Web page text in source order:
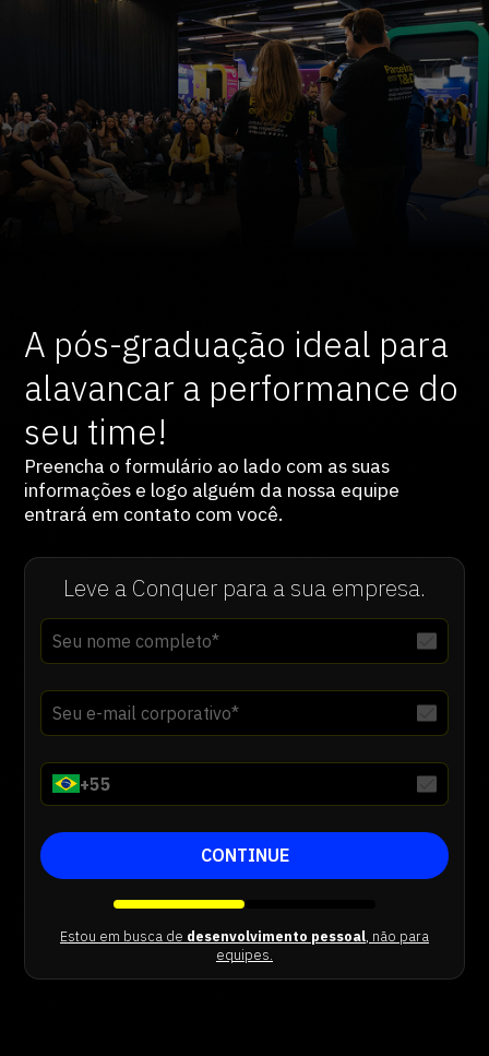
A pós-graduação ideal para
alavancar a performance do
seu time!
Preencha o formulário ao lado com as suas
informações e logo alguém da nossa equipe
entrará em contato com você.
Leve a Conquer para a sua empresa.
+55
CONTINUE
Estou em busca de desenvolvimento pessoal , não para
equipes.